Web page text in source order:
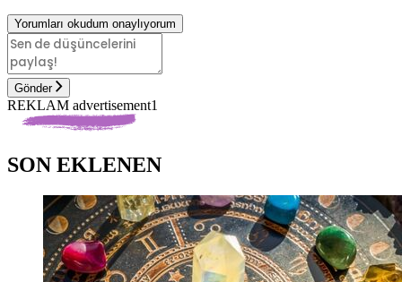
Yorumları okudum onaylıyorum
Gönder
REKLAM advertisement1
SON EKLENEN